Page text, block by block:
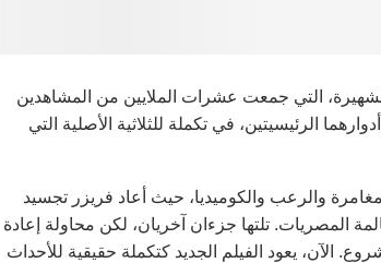
الشهيرة، التي جمعت عشرات الملايين من المشاهدين
الرئيسيتين، في تكملة للثلاثية الأصلية التي
بفضل مزيجها من المغامرة والرعب والكوميديا، حيث أعاد فريزر تجسيد
المصريات. تلتها جزءان آخريان، لكن محاولة إعادة
المشروع. الآن، يعود الفيلم الجديد كتكملة حقيقية للأحداث